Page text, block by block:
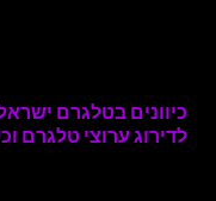
כיוונים בטלגרם
לדירוג ערוצי טלגרם